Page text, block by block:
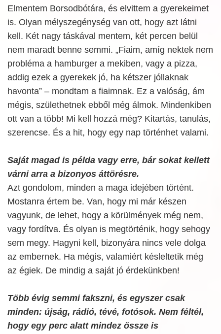
Elmentem Borsodbótára, és elvittem a gyerekeimet
is. Olyan mélyszegénység van ott, hogy azt látni
kell. Két nagy táskával mentem, két percen belül
nem maradt benne semmi. „Fiaim, amíg nektek nem
probléma a hamburger a mekiben, vagy a pizza,
addig ezek a gyerekek jó, ha kétszer jóllaknak
havonta” – mondtam a fiaimnak. Ez a valóság, ám
mégis, születhetnek ebből még álmok. Mindenkiben
ott van a több! Mi kell hozzá még? Kitartás, tanulás,
szerencse. És a hit, hogy egy nap történhet valami.
Saját magad is példa vagy erre, bár sokat kellett
várni arra a bizonyos áttörésre.
Azt gondolom, minden a maga idejében történt.
Mostanra értem be. Van, hogy mi már készen
vagyunk, de lehet, hogy a körülmények még nem,
vagy fordítva. És olyan is megtörténik, hogy sehogy
sem megy. Hagyni kell, bizonyára nincs vele dolga
az embernek. Ha mégis, valamiért késleltetik még
az égiek. De mindig a saját jó érdekünkben!
Több évig semmi fakszni, és egyszer csak
minden: újság, rádió, tévé, fotósok. Nem féltél,
hogy egy perc alatt mindez össze is